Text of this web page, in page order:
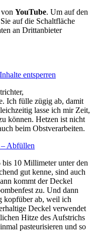
von YouTube. Um auf den
auf die Schaltfläche
an Drittanbieter
entsperren
Ich fülle zügig ab, damit
lasse ich mir Zeit,
können. Hetzen ist nicht
beim Obstverarbeiten.
bis 10 Millimeter unter den
gut kenne, sind auch
kommt der Deckel
zu. Und dann
kopfüber ab, weil ich
Deckel verwendet
Hitze des Aufstrichs
pasteurisieren und so